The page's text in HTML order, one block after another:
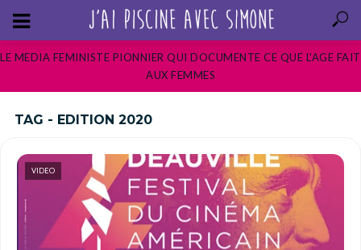
LE MEDIA FEMINISTE PIONNIER QUI DOCUMENTE CE QUE L’AGE FAIT
AUX FEMMES
TAG - EDITION 2020
VIDEO